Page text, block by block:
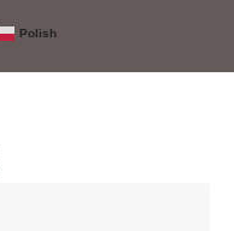
Polish